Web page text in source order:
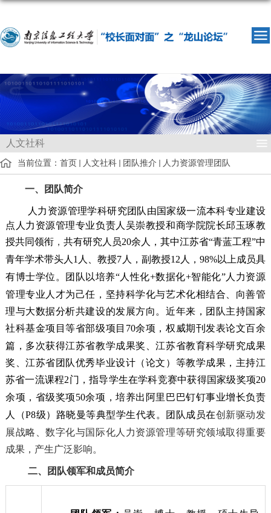
人文社科
当前位置： 首页 人文社科 团队推介 人力资源管理团队
一、团队简介
人力资源管理学科研究团队由国家级一流本科专业建设
点人力资源管理专业负责人吴崇教授和商学院院长邱玉琢教
授共同领衔 ， 共有研究人员20余人，其中江苏省“青蓝工程”中
青年学术带头人 1 人、教授7 人，副教授12 人， 98%以上成员具
有博士学位。团队以培养“人性化+数据化+智能化”人力资源
管理专业人才为己任，坚持科学化与艺术化相结合、向善管
理与大数据分析共建设的发展方向。近年来，团队主持国家
社科基金项目等省部级项目 70余项，权威期刊发表论文百余
篇，多次获得江苏省教学成果奖、江苏省教育科学研究成果
奖、江苏省团队优秀毕业设计（论文）等教学成果，主持江
苏省一流课程2门，指导学生在学科竞赛中获得国家级奖项20
余项，省级奖项50余项，培养出阿里巴巴钉钉事业增长负责
人（P8级）路晓曼等典型学生代表。团队成员在创新驱动发
展战略、数字化与国际化人力资源管理等研究领域取得重要
成果，产生广泛影响。
二、团队领军和成员简介